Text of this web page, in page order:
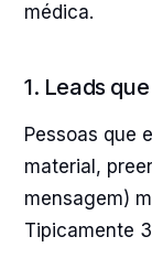
médica.
1. Leads
Pessoas que
material,
mensagem)
Tipicamente